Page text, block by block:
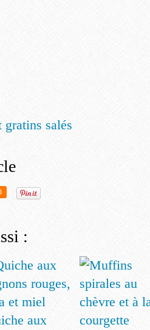
gratins salés
:
aux